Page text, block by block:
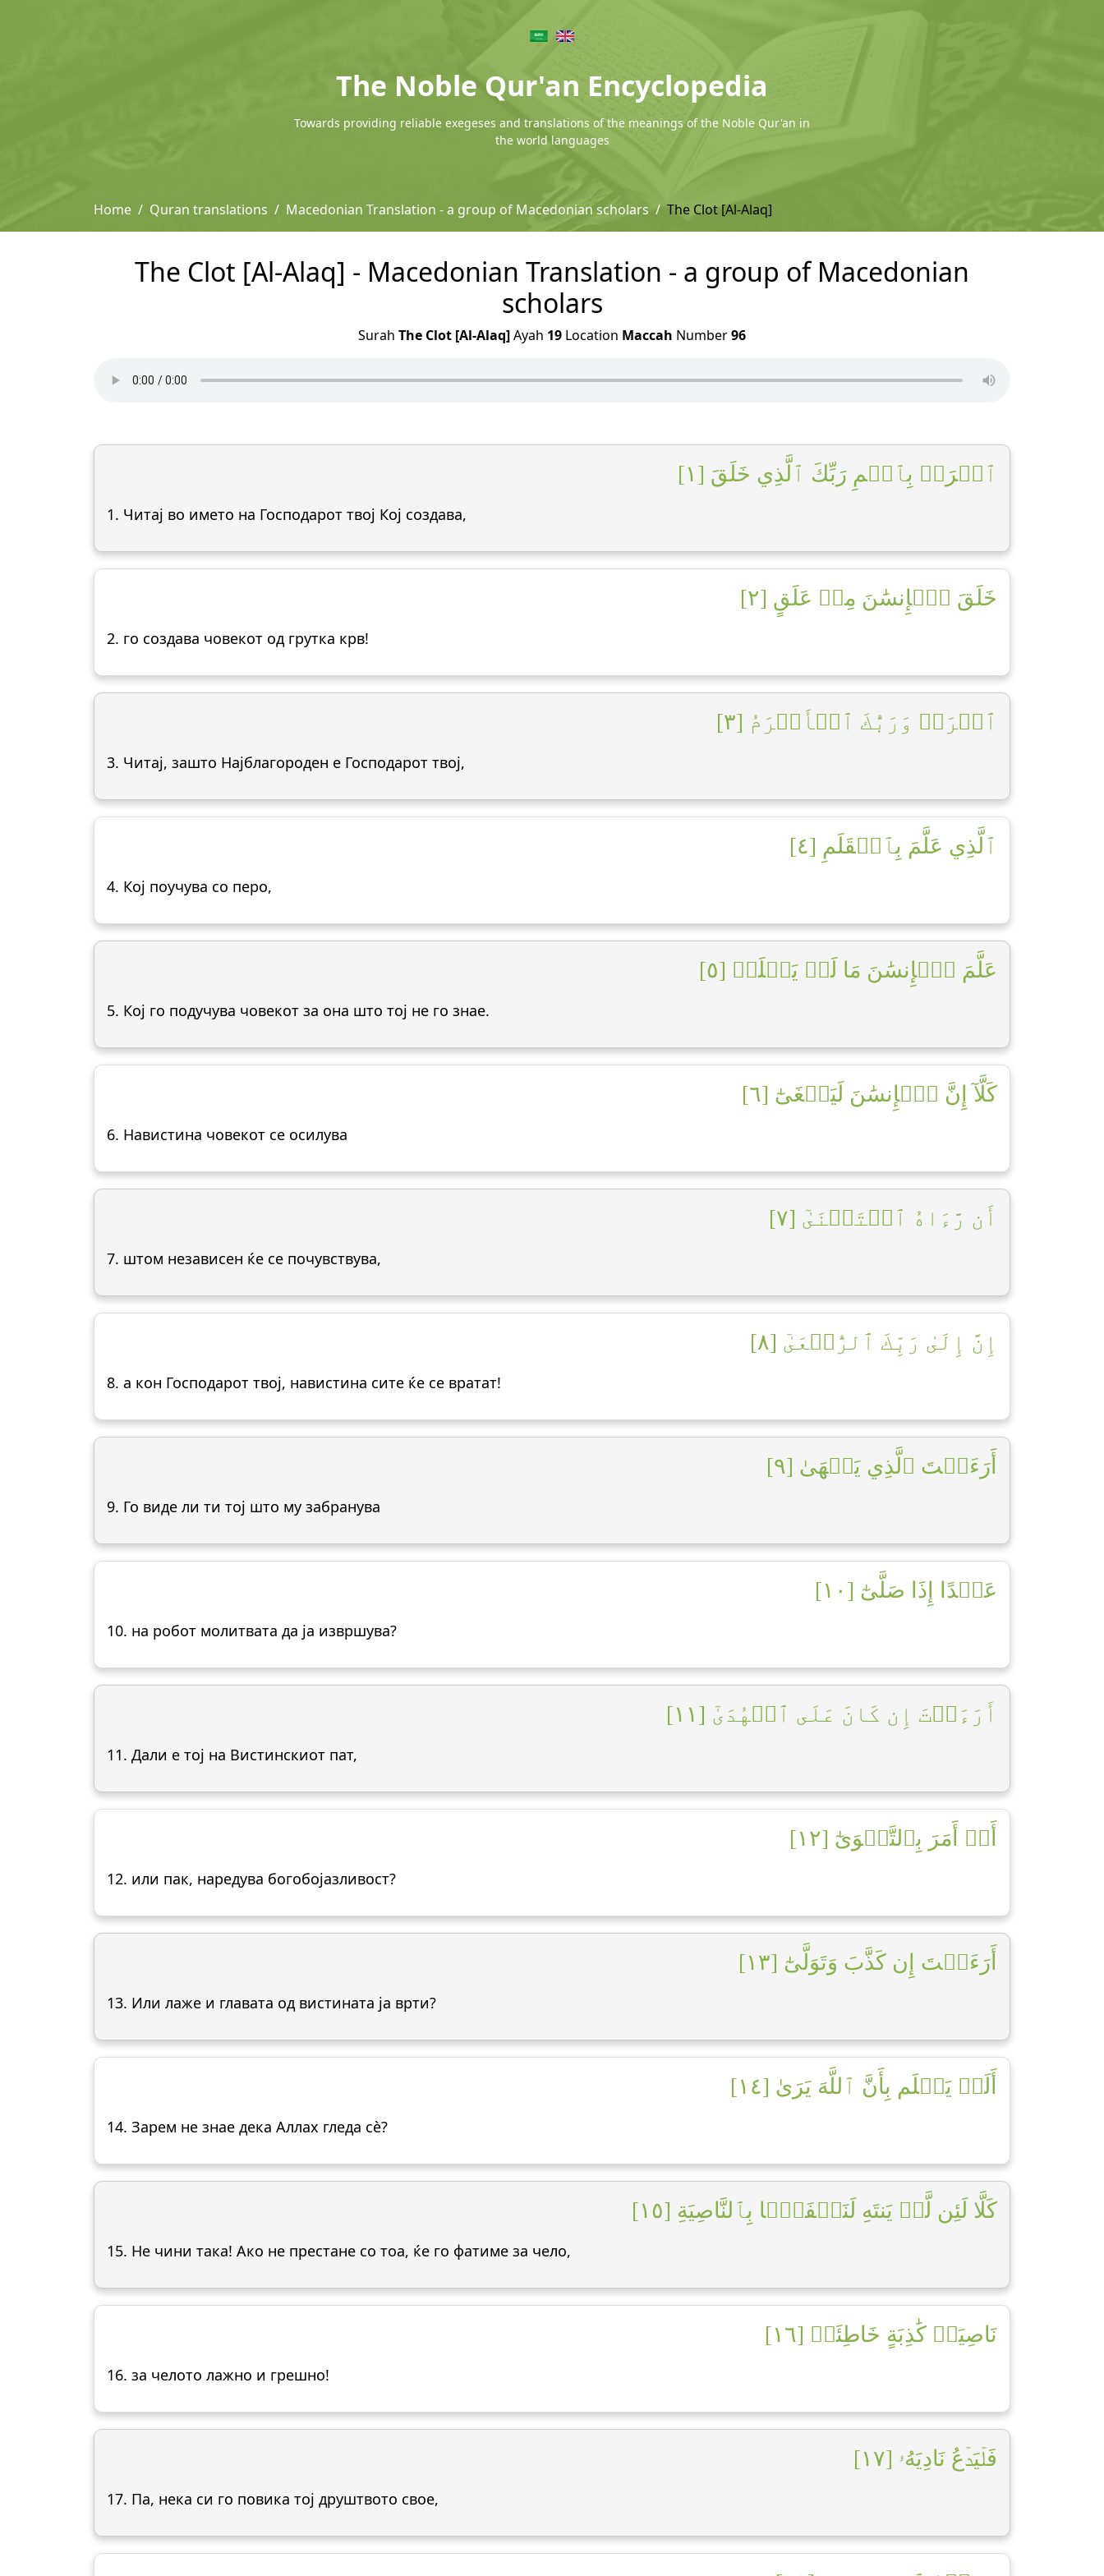
The Noble Qur'an Encyclopedia
Towards providing reliable exegeses and translations of the meanings of the Noble Qur'an in
the world languages
Home Quran translations Macedonian Translation - a group of Macedonian scholars The Clot [Al-Alaq]
The Clot [Al-Alaq] - Macedonian Translation - a group of Macedonian
scholars
Surah The Clot [Al-Alaq]Ayah 19 Location Maccah Number96
ٱقۡرَأۡ بِٱسۡمِ رَبِّكَ ٱلَّذِي خَلَقَ [١]
1. Читај во името на Господарот твој Кој создава,
خَلَقَ ٱلۡإِنسَٰنَ مِنۡ عَلَقٍ [٢]
2. го создава човекот од грутка крв!
ٱقۡرَأۡ وَرَبُّكَ ٱلۡأَكۡرَمُ [٣]
3. Читај, зашто Најблагороден е Господарот твој,
ٱلَّذِي عَلَّمَ بِٱلۡقَلَمِ [٤]
4. Кој поучува со перо,
عَلَّمَ ٱلۡإِنسَٰنَ مَا لَمۡ يَعۡلَمۡ [٥]
5. Кој го подучува човекот за она што тој не го знае.
كَلَّآ إِنَّ ٱلۡإِنسَٰنَ لَيَطۡغَىٰٓ [٦]
6. Навистина човекот се осилува
أَن رَّءَاهُ ٱسۡتَغۡنَىٰٓ [٧]
7. штом независен ќе се почувствува,
إِنَّ إِلَىٰ رَبِّكَ ٱلرُّجۡعَىٰٓ [٨]
8. а кон Господарот твој, навистина сите ќе се вратат!
أَرَءَيۡتَ ٱلَّذِي يَنۡهَىٰ [٩]
9. Го виде ли ти тој што му забранува
عَبۡدًا إِذَا صَلَّىٰٓ [١٠]
10. на робот молитвата да ја извршува?
أَرَءَيۡتَ إِن كَانَ عَلَى ٱلۡهُدَىٰٓ [١١]
11. Дали е тој на Вистинскиот пат,
أَوۡ أَمَرَ بِٱلتَّقۡوَىٰٓ [١٢]
12. или пак, наредува богобојазливост?
أَرَءَيۡتَ إِن كَذَّبَ وَتَوَلَّىٰٓ [١٣]
13. Или лаже и главата од вистината ја врти?
أَلَمۡ يَعۡلَم بِأَنَّ ٱللَّهَ يَرَىٰ [١٤]
14. Зарем не знае дека Аллах гледа сè?
كَلَّا لَئِن لَّمۡ يَنتَهِ لَنَسۡفَعَۢا بِٱلنَّاصِيَةِ [١٥]
15. Не чини така! Ако не престане со тоа, ќе го фатиме за чело,
نَاصِيَةٖ كَٰذِبَةٍ خَاطِئَةٖ [١٦]
16. за челото лажно и грешно!
فَلۡيَدۡعُ نَادِيَهُۥ [١٧]
17. Па, нека си го повика тој друштвото свое,